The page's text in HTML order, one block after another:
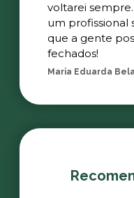
voltarei
um profissional
que a gente
fechados!
Maria Eduarda